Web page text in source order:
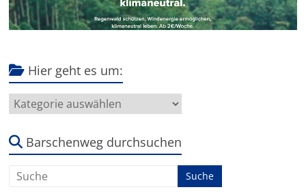
Hier geht es um:
Hier
geht
um:Barschenweg durchsuchen